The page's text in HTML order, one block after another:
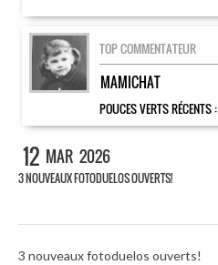
TOP COMMENTATEUR
MAMICHAT
POUCES VERTS RÉCENTS :
12 MAR 2026
3 NOUVEAUX FOTODUELOS OUVERTS!
3 nouveaux fotoduelos ouverts!